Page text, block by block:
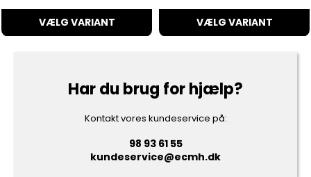
VÆLG VARIANT VÆLG VARIANT
Har du brug for hjælp?
Kontakt vores kundeservice på:
98 93 61 55
kundeservice@ecmh.dk